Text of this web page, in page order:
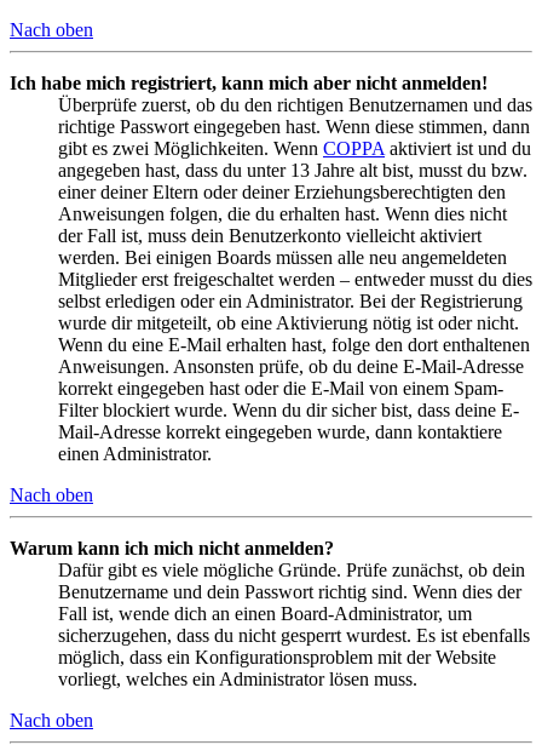
Nach oben
Ich habe mich registriert, kann mich aber nicht anmelden!
Überprüfe zuerst, ob du den richtigen Benutzernamen und das
richtige Passwort eingegeben hast. Wenn diese stimmen, dann
gibt es zwei Möglichkeiten. Wenn COPPA aktiviert ist und du
angegeben hast, dass du unter 13 Jahre alt bist, musst du bzw.
einer deiner Eltern oder deiner Erziehungsberechtigten den
Anweisungen folgen, die du erhalten hast. Wenn dies nicht
der Fall ist, muss dein Benutzerkonto vielleicht aktiviert
werden. Bei einigen Boards müssen alle neu angemeldeten
Mitglieder erst freigeschaltet werden – entweder musst du dies
selbst erledigen oder ein Administrator. Bei der Registrierung
wurde dir mitgeteilt, ob eine Aktivierung nötig ist oder nicht.
Wenn du eine E-Mail erhalten hast, folge den dort enthaltenen
Anweisungen. Ansonsten prüfe, ob du deine E-Mail-Adresse
korrekt eingegeben hast oder die E-Mail von einem Spam-
Filter blockiert wurde. Wenn du dir sicher bist, dass deine E-
Mail-Adresse korrekt eingegeben wurde, dann kontaktiere
einen Administrator.
Nach oben
Warum kann ich mich nicht anmelden?
Dafür gibt es viele mögliche Gründe. Prüfe zunächst, ob dein
Benutzername und dein Passwort richtig sind. Wenn dies der
Fall ist, wende dich an einen Board-Administrator, um
sicherzugehen, dass du nicht gesperrt wurdest. Es ist ebenfalls
möglich, dass ein Konfigurationsproblem mit der Website
vorliegt, welches ein Administrator lösen muss.
Nach oben